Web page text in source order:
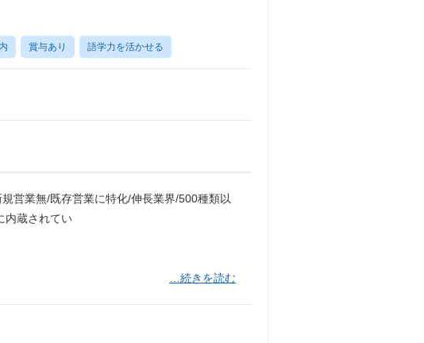
賞与あり 語学力を活かせる
営業無/既存営業に特化/伸長業界/500種類以
内蔵されてい
…続きを読む